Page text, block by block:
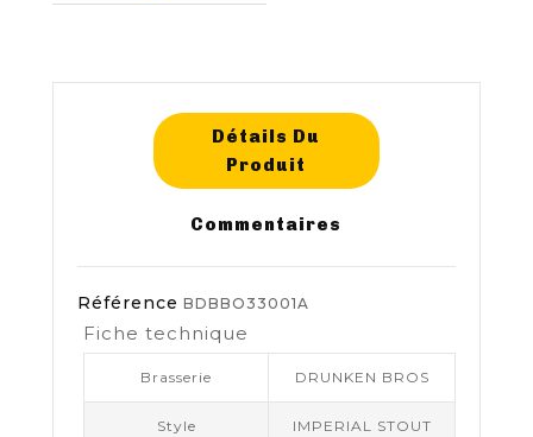
Détails Du
Produit
Commentaires
Référence BDBBO33001A
Fiche technique
Brasserie DRUNKEN BROS
Style IMPERIAL STOUT